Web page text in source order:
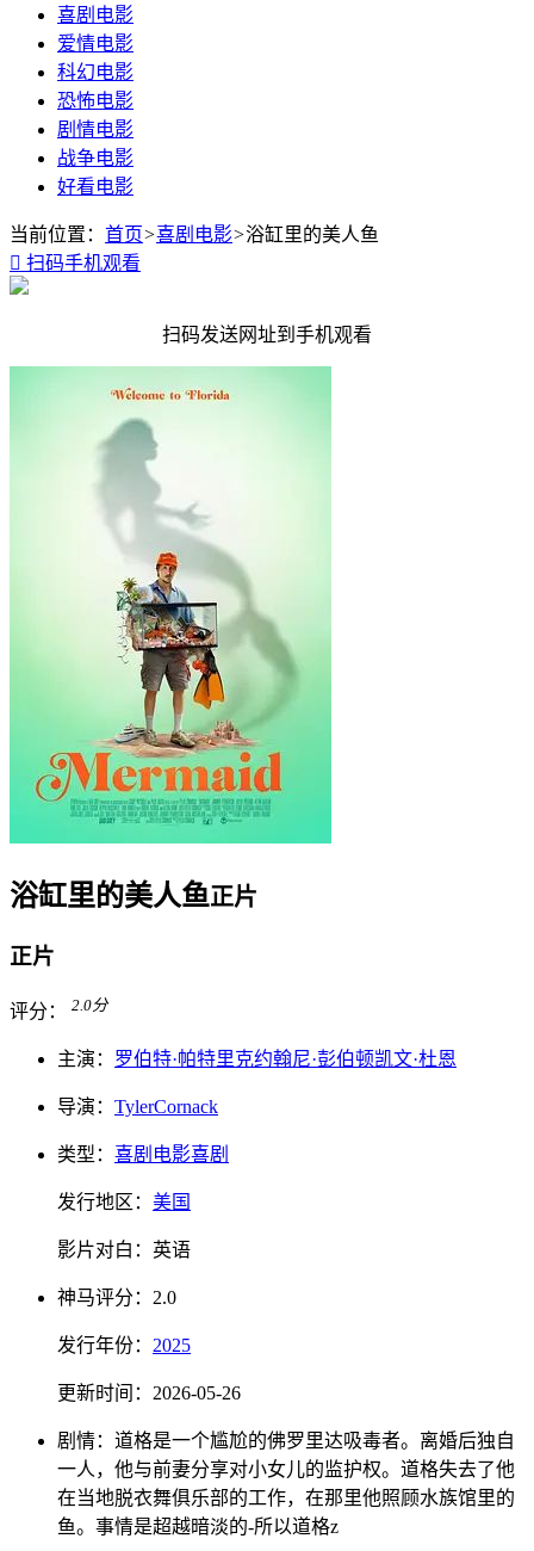
喜剧电影
爱情电影
科幻电影
恐怖电影
剧情电影
战争电影
好看电影
当前位置： 首页>喜剧电影>浴缸里的美人鱼
 扫码手机观看
扫码发送网址到手机观看
浴缸里的美人鱼正片
正片
评分： 2.0分
主演： 罗伯特·帕特里克约翰尼·彭伯顿凯文·杜恩
导演： TylerCornack
类型： 喜剧电影喜剧
发行地区： 美国
影片对白： 英语
神马评分： 2.0
发行年份： 2025
更新时间： 2026-05-26
剧情： 道格是一个尴尬的佛罗里达吸毒者。离婚后独自
一人，他与前妻分享对小女儿的监护权。道格失去了他
在当地脱衣舞俱乐部的工作，在那里他照顾水族馆里的
鱼。事情是超越暗淡的-所以道格z